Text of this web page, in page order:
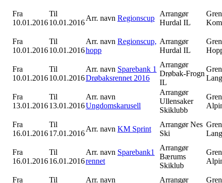
Fra
10.01.2016
Til
10.01.2016
Arr. navn Regionscup
Arrangør
Hurdal IL
Gren
Fra
10.01.2016
Til
10.01.2016
Arr. navn Regionscup,
hopp
Arrangør
Hurdal IL
Gren
Fra
10.01.2016
Til
10.01.2016
Arr. navn Sparebank 1
Drøbaksrennet 2016
Arrangør
Drøbak-Frogn
IL
Gren
Fra
13.01.2016
Til
13.01.2016
Arr. navn
Ungdomskarusell
Arrangør
Ullensaker
Skiklubb
Gren
Fra
16.01.2016
Til
17.01.2016
Arr. navn KM Sprint
Arrangør Nes
Ski
Gren
Fra
16.01.2016
Til
16.01.2016
Arr. navn Sparebank1
rennet
Arrangør
Bærums
Skiklub
Gren
Fra
Til
Arr. navn
Arrangør
Gren